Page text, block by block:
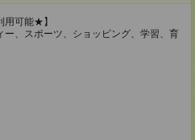
用可能★】
、スポーツ、ショッピング、学習、育